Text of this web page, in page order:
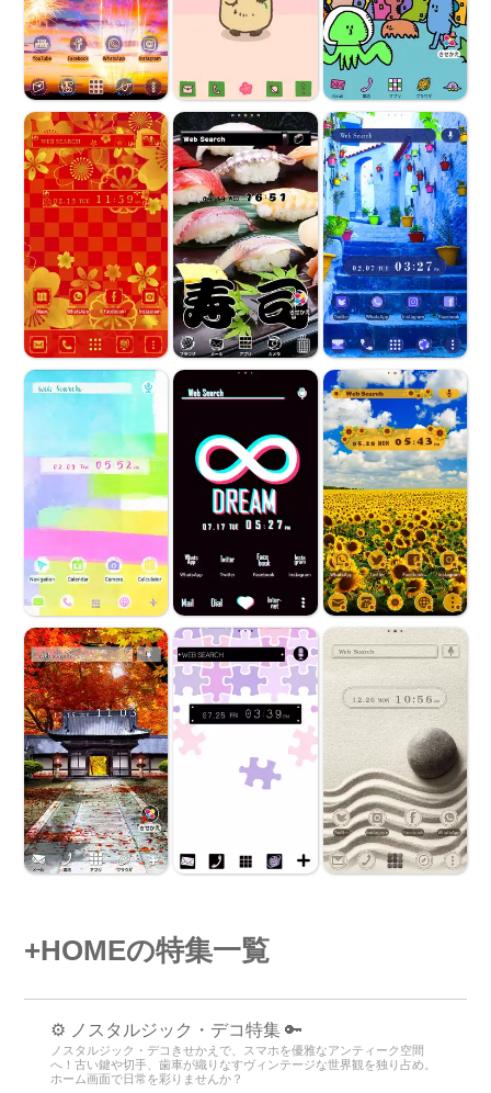
+HOMEの特集一覧
⚙️ ノスタルジック・デコ特集 🔑
ノスタルジック・デコきせかえで、スマホを優雅なアンティーク空間
へ！古い鍵や切手、歯車が織りなすヴィンテージな世界観を独り占め。
ホーム画面で日常を彩りませんか？